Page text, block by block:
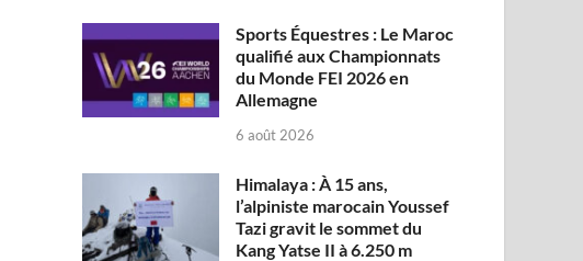
Sports Équestres : Le Maroc
qualifié aux Championnats
du Monde FEI 2026 en
Allemagne
6 août 2026
Himalaya : À 15 ans,
l’alpiniste marocain Youssef
Tazi gravit le sommet du
Kang Yatse II à 6.250 m